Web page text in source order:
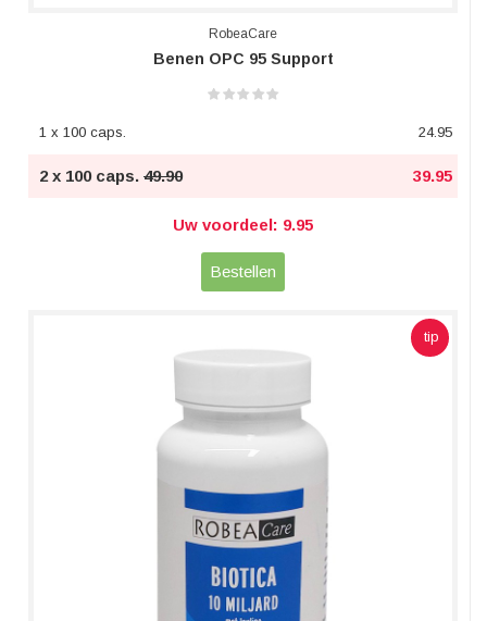
RobeaCare
Benen OPC 95 Support
1 x 100 caps. 24.95
2 x 100 caps. 49.90 39.95
Uw voordeel: 9.95
Bestellen
tip